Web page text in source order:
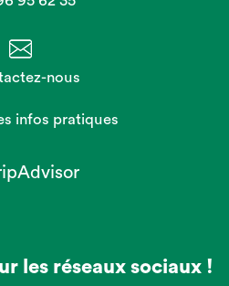
nous
infos pratiques
les réseaux sociaux !